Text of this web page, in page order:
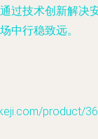
过技术创新解决
中行稳致远。
product/